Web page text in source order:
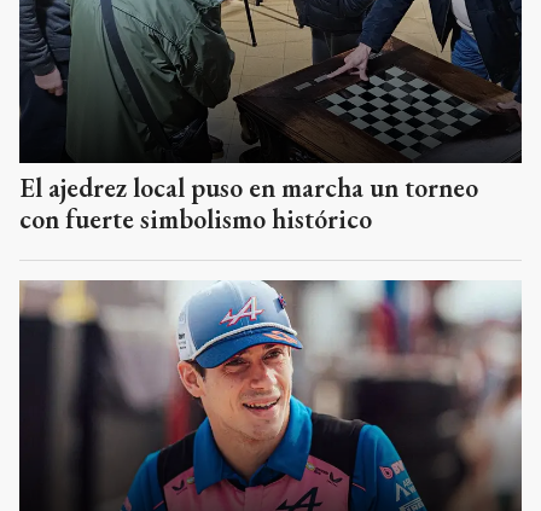
El ajedrez local puso en marcha un torneo
con fuerte simbolismo histórico